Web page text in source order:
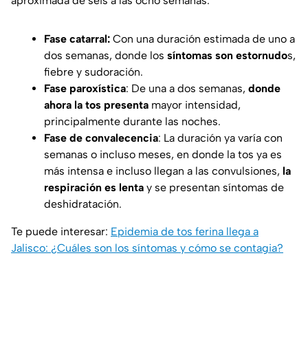
Fase catarral: Con una duración estimada de uno a
dos semanas, donde los síntomas son estornudos,
fiebre y sudoración.
Fase paroxística: De una a dos semanas, donde
ahora la tos presenta mayor intensidad,
principalmente durante las noches.
Fase de convalecencia: La duración ya varía con
semanas o incluso meses, en donde la tos ya es
más intensa e incluso llegan a las convulsiones, la
respiración es lenta y se presentan síntomas de
deshidratación.
Te puede interesar: Epidemia de tos ferina llega a
Jalisco: ¿Cuáles son los síntomas y cómo se contagia?